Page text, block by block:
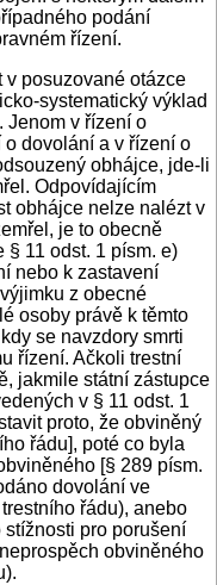
podání
řízení.
v posuzované otázce
systematický výklad
Jenom v řízení o
dovolání a v řízení o
obhájce, jde-li
Odpovídajícím
obhájce nelze nalézt v
je to obecně
11 odst. 1 písm. e)
nebo k zastavení
z obecné
osoby právě k těmto
se navzdory smrti
řízení. Ačkoli trestní
jakmile státní zástupce
v § 11 odst. 1
proto, že obviněný
řádu], poté co byla
[§ 289 písm.
dovolání ve
řádu), anebo
pro porušení
obviněného